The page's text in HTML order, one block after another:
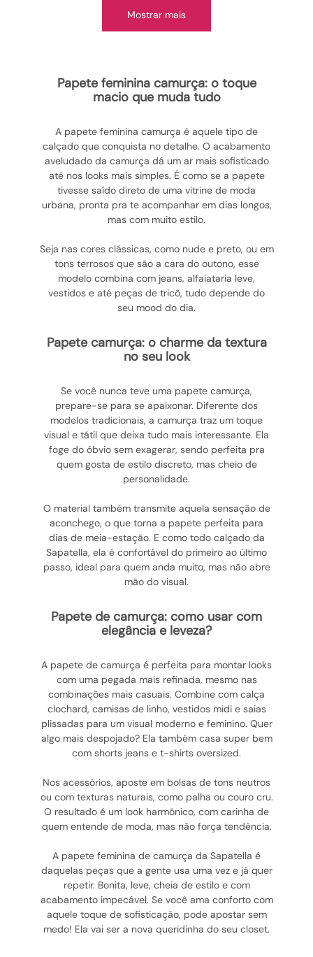
Mostrar mais
papete feminina camurça: o toque
macio que muda tudo
A papete feminina camurça é aquele tipo de
calçado que conquista no detalhe. O acabamento
aveludado da camurça dá um ar mais sofisticado
até nos looks mais simples. É como se a papete
tivesse saído direto de uma vitrine de moda
urbana, pronta pra te acompanhar em dias longos,
mas com muito estilo.
Seja nas cores clássicas, como nude e preto, ou em
tons terrosos que são a cara do outono, esse
modelo combina com jeans, alfaiataria leve,
vestidos e até peças de tricô, tudo depende do
seu mood do dia.
papete camurça: o charme da textura
no seu look
Se você nunca teve uma papete camurça,
prepare-se para se apaixonar. Diferente dos
modelos tradicionais, a camurça traz um toque
visual e tátil que deixa tudo mais interessante. Ela
foge do óbvio sem exagerar, sendo perfeita pra
quem gosta de estilo discreto, mas cheio de
personalidade.
O material também transmite aquela sensação de
aconchego, o que torna a papete perfeita para
dias de meia-estação. E como todo calçado da
Sapatella, ela é confortável do primeiro ao último
passo, ideal para quem anda muito, mas não abre
mão do visual.
papete de camurça: como usar com
elegância e leveza?
A papete de camurça é perfeita para montar looks
com uma pegada mais refinada, mesmo nas
combinações mais casuais. Combine com calça
clochard, camisas de linho, vestidos midi e saias
plissadas para um visual moderno e feminino. Quer
algo mais despojado? Ela também casa super bem
com shorts jeans e t-shirts oversized.
Nos acessórios, aposte em bolsas de tons neutros
ou com texturas naturais, como palha ou couro cru.
O resultado é um look harmônico, com carinha de
quem entende de moda, mas não força tendência.
A papete feminina de camurça da Sapatella é
daquelas peças que a gente usa uma vez e já quer
repetir. Bonita, leve, cheia de estilo e com
acabamento impecável. Se você ama conforto com
aquele toque de sofisticação, pode apostar sem
medo! Ela vai ser a nova queridinha do seu closet.